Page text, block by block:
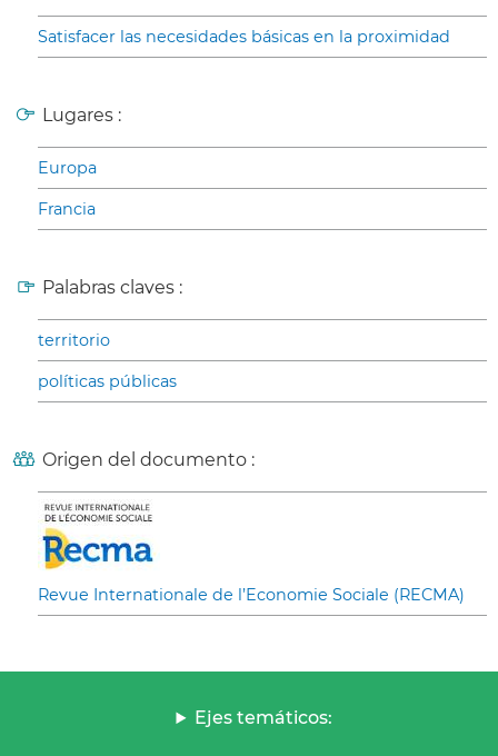
Satisfacer las necesidades básicas en la proximidad
Lugares :
Europa
Francia
Palabras claves :
territorio
políticas públicas
Origen del documento :
Revue Internationale de l’Economie Sociale (RECMA)
Ejes temáticos: